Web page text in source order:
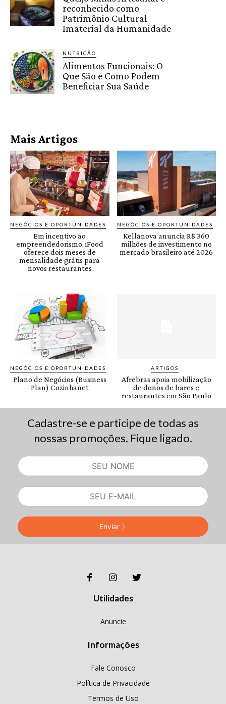
Cadastre-se e participe de todas as
nossas promoções. Fique ligado.
Enviar
Utilidades
Anuncie
Informações
Fale Conosco
Política de Privacidade
Termos de Uso